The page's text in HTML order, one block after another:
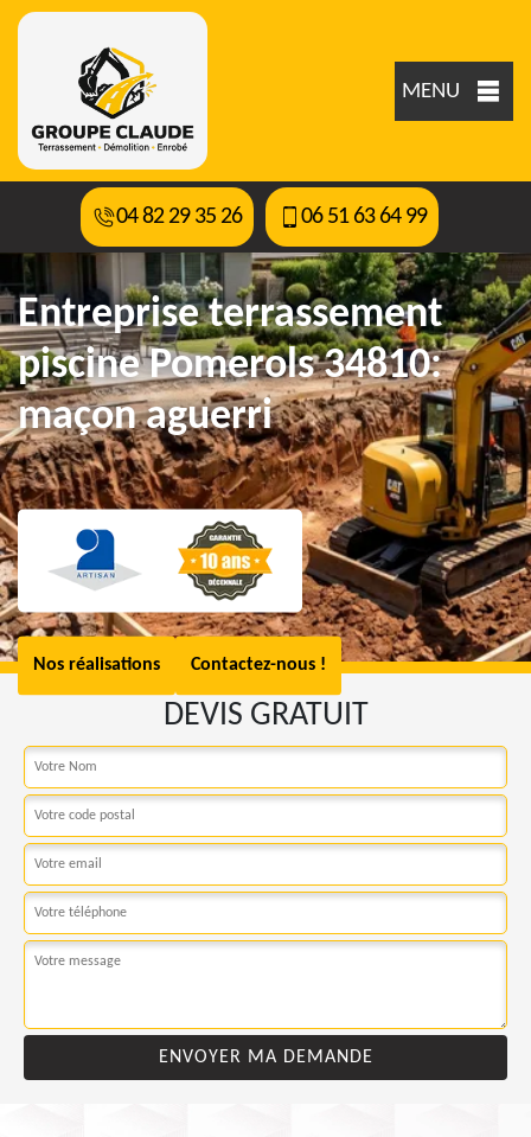
MENU
04 82 29 35 26 06 51 63 64 99
Entreprise terrassement
piscine Pomerols 34810:
maçon aguerri
Nos réalisations Contactez-nous !
DEVIS GRATUIT